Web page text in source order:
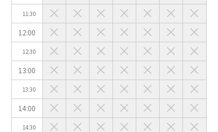
11:30
12:00
12:30
13:00
13:30
14:00
14:30
イベントホール 会議室
こだわり条件 ※複数選択可能
特長で選ぶ
駅直結
天井高3.5ｍ以上
窓があり開放感のある
会場
喫煙所あり
大型スクリーンあり
控室あり